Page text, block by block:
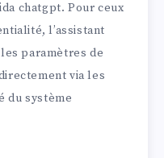
chatgpt. Pour ceux
l’assistant
paramètres de
via les
du système